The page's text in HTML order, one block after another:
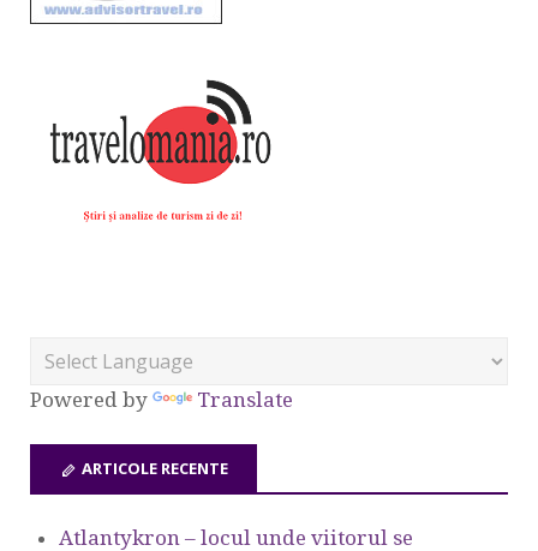
Powered by Translate
ARTICOLE RECENTE
Atlantykron – locul unde viitorul se